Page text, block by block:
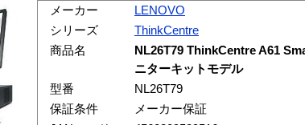
メーカー
LENOVO
シリーズ
ThinkCentre
商品名
NL26T79 ThinkCentre A61
ニターキットモデル
型番
NL26T79
保証条件
メーカー保証